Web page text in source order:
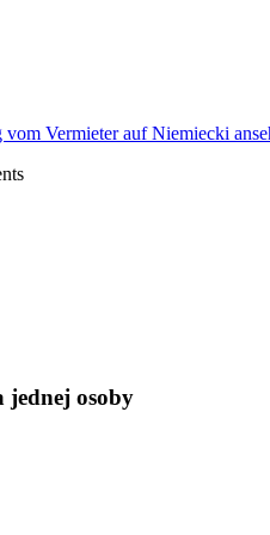
vom Vermieter auf Niemiecki
jednej osoby